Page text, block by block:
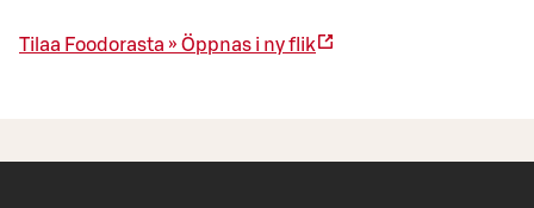
Tilaa Foodorasta » Öppnas i ny flik